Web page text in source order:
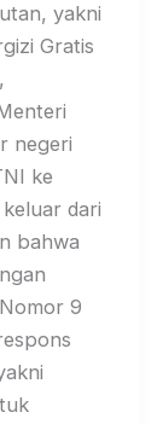
yakni
Gratis
negeri
ke
dari
bahwa
9